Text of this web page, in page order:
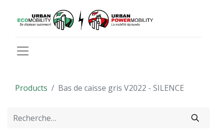
Products Bas de caisse gris V2022 - SILENCE